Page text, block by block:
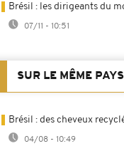
Brésil : les dirigeants du
07/11 - 10:51
SUR LE MÊME PAYS
Brésil : des cheveux
04/08 - 10:49